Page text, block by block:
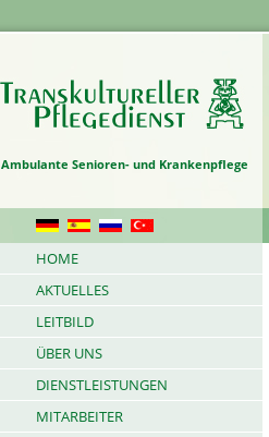
Ambulante Senioren- und Krankenpflege
HOME
AKTUELLES
LEITBILD
ÜBER UNS
DIENSTLEISTUNGEN
MITARBEITER